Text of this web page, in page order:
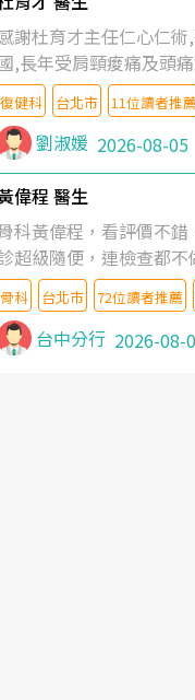
謝杜育才主任仁心仁
,長年受肩頸痠痛及頭
授,做了各種檢查,也嘗
灸及物理徒手治療都沒
類止痛藥都效果有限,只
起來,多年失眠嚴重影
介紹忠孝醫院杜育才主
,上網搜尋杜主任相關
後,下定決心飛回台北
的乾針跟增生治療真的
覺得整個肩頸鬆開,回家
療,長年頑疾已經好了大
厲害,還會一直交代要改
復健科 台北市 11位讀者推薦
劉淑媛 2026-08-05
偉程 醫生
科黃偉程，看評價不
超級隨便，連檢查都
好大的官威 ... 想詢問病
一番。可能好評帶來的
尊重病人。醫術也不行
做，治療會有用才怪。
骨科 台北市 72位讀者推薦
台中分行 2026-08-